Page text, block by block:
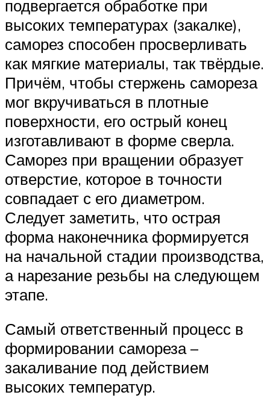
подвергается обработке при
высоких температурах (закалке),
саморез способен просверливать
как мягкие материалы, так твёрдые.
Причём, чтобы стержень самореза
мог вкручиваться в плотные
поверхности, его острый конец
изготавливают в форме сверла.
Саморез при вращении образует
отверстие, которое в точности
совпадает с его диаметром.
Следует заметить, что острая
форма наконечника формируется
на начальной стадии производства,
а нарезание резьбы на следующем
этапе.
Самый ответственный процесс в
формировании самореза –
закаливание под действием
высоких температур.